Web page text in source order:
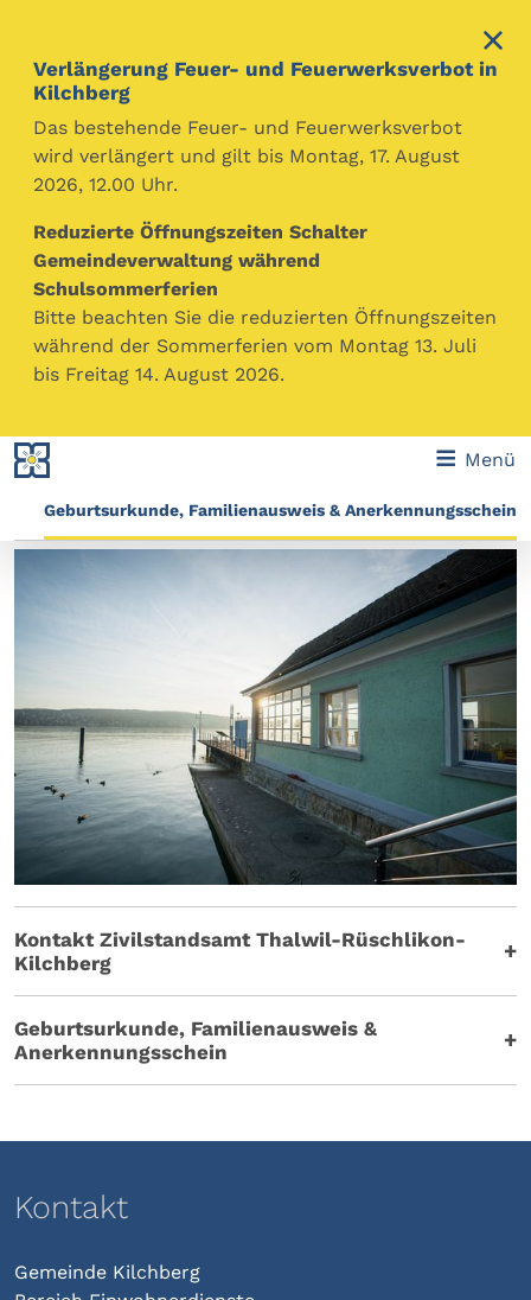
Verlängerung Feuer- und Feuerwerksverbot in
Kilchberg
Das bestehende Feuer- und Feuerwerksverbot
wird verlängert und gilt bis Montag, 17. August
2026, 12.00 Uhr.
Reduzierte Öffnungszeiten Schalter
Gemeindeverwaltung während
Schulsommerferien
Bitte beachten Sie die reduzierten Öffnungszeiten
während der Sommerferien vom Montag 13. Juli
bis Freitag 14. August 2026.
Menü
Gemeinde Kilchberg
Familie, Partnerschaft, Kinder, Todesfall
Sie sind kürzlich Eltern geworden? Wir gratulieren
Ihnen dazu herzlich. Die Geburt Ihres Kindes ist
innerhalb von drei Tagen dem Zivilstandsamt zu
melden. Was es weiter zu beachten gibt, erfahren Sie
Inhaltsverzeichnis
Geburtsurkunde, Familienausweis & Anerkennungsschein
Kontakt Zivilstandsamt Thalwil-Rüschlikon-
Kilchberg
Geburtsurkunde, Familienausweis &
Anerkennungsschein
Kontakt
Gemeinde Kilchberg